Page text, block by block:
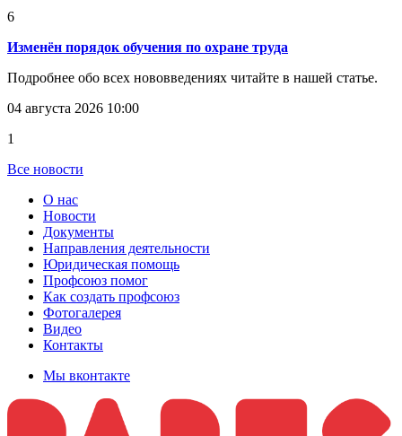
6
Изменён порядок обучения по охране труда
Подробнее обо всех нововведениях читайте в нашей статье.
04 августа 2026 10:00
1
Все новости
О нас
Новости
Документы
Направления деятельности
Юридическая помощь
Профсоюз помог
Как создать профсоюз
Фотогалерея
Видео
Контакты
Мы вконтакте